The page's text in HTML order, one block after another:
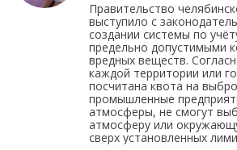
Правительство
выступило с
создании системы по
предельно допустимыми
вредных веществ.
каждой территории или
посчитана квота на
промышленные
атмосферы, не смогут
атмосферу или
сверх установленных